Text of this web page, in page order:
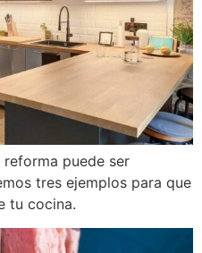
reforma puede ser
tres ejemplos para que
tu cocina.